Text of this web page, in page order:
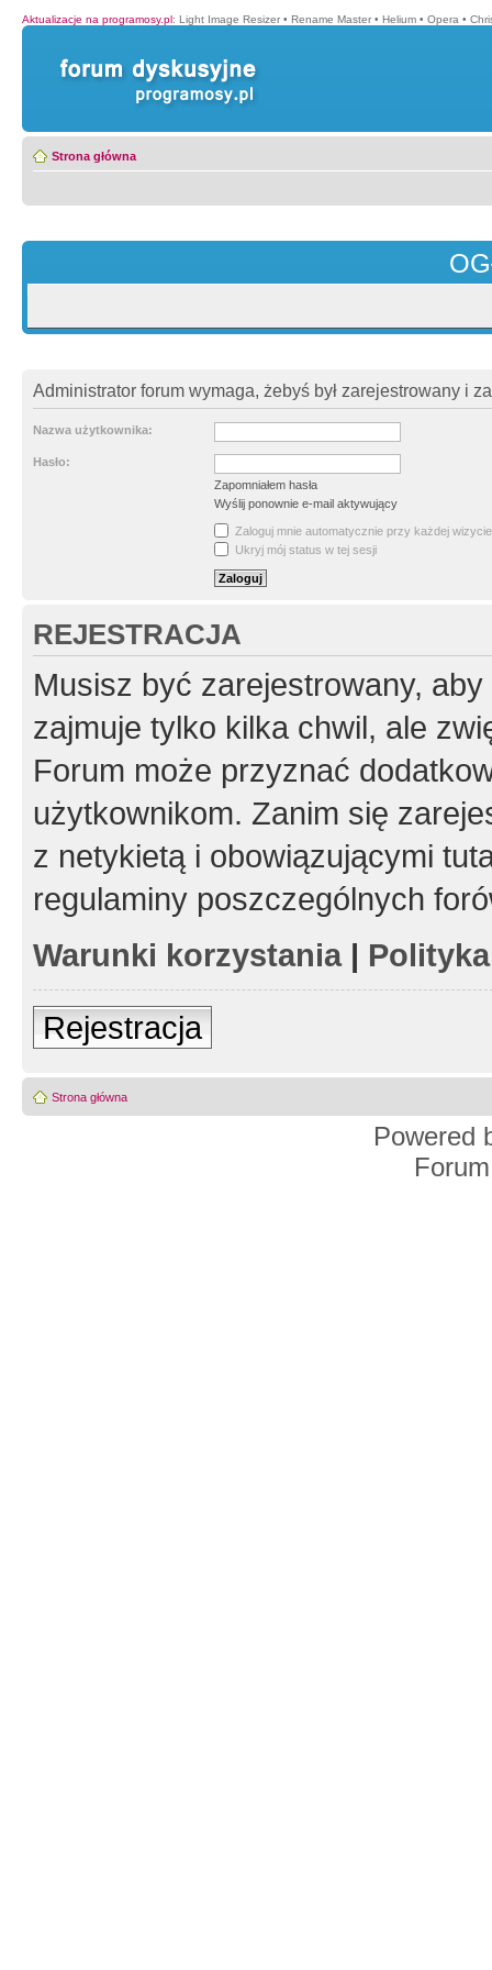
Aktualizacje na programosy.pl: Light Image Resizer • Rename Master • Helium • Opera •
Strona główna
Administrator forum wymaga, żebyś był zarejestrowany i
Nazwa użytkownika:
Hasło:
Zapomniałem hasła
Wyślij ponownie e-mail aktywujący
Zaloguj mnie automatycznie przy każdej wizycie
Ukryj mój status w tej sesji
REJESTRACJA
Musisz być zarejestrowany,
zajmuje tylko kilka chwil, ale
Forum może przyznać
użytkownikom. Zanim się
z netykietą i obowiązującymi
regulaminy poszczególnych
Warunki korzystania|
Rejestracja
Strona główna
Powered